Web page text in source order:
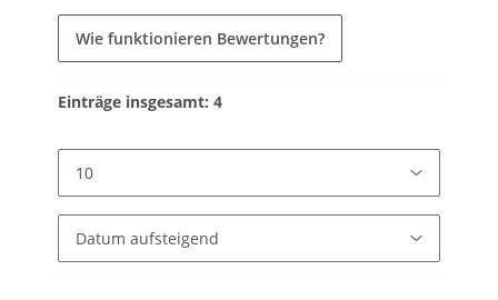
Wie funktionieren Bewertungen?
Einträge insgesamt: 4